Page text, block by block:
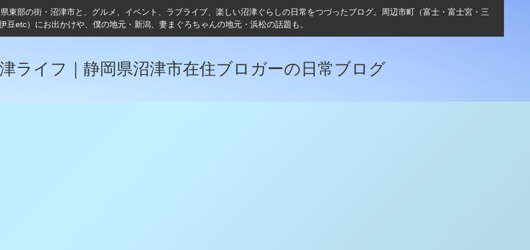
東部の街・沼津市と、グルメ、イベント、ラブライブ、楽しい沼津ぐらしの日常をつづったブログ。周辺市町（富士・富士宮・三
豆etc）にお出かけや、僕の地元・新潟、妻まぐろちゃんの地元・浜松の話題も。
ライフ｜静岡県沼津市在住ブロガーの日常ブログ